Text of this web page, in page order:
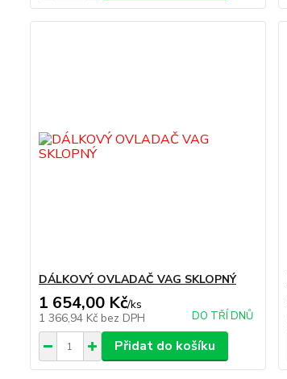
DÁLKOVÝ OVLADAČ VAG SKLOPNÝ
1 654,00 Kč/ks
1 366,94 Kč bez DPH DO TŘÍ DNŮ
Přidat do košíku